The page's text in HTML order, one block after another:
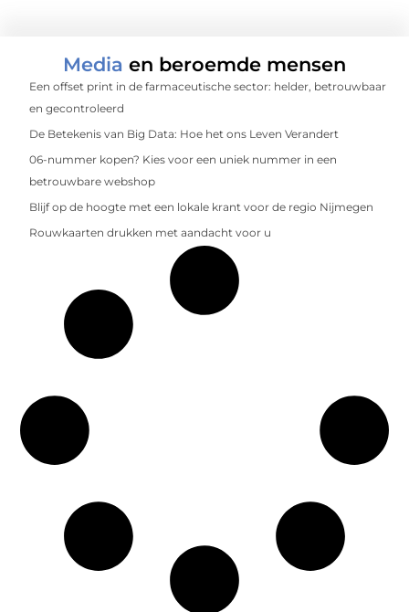
Media en beroemde mensen
Een offset print in de farmaceutische sector: helder, betrouwbaar
en gecontroleerd
De Betekenis van Big Data: Hoe het ons Leven Verandert
06-nummer kopen? Kies voor een uniek nummer in een
betrouwbare webshop
Blijf op de hoogte met een lokale krant voor de regio Nijmegen
Rouwkaarten drukken met aandacht voor u